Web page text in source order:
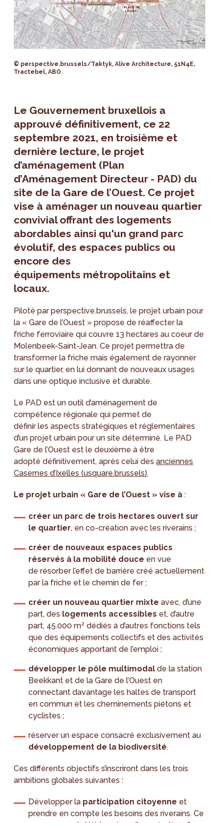
© perspective.brussels/Taktyk, Alive Architecture, 51N4E,
Tractebel, ABO
Le Gouvernement bruxellois a
approuvé définitivement, ce 22
septembre 2021, en troisième et
dernière lecture, le projet
d’aménagement (Plan
d’Aménagement Directeur - PAD) du
site de la Gare de l’Ouest. Ce projet
vise à aménager un nouveau quartier
convivial offrant des logements
abordables ainsi qu'un grand parc
évolutif, des espaces publics ou
encore des
équipements métropolitains et
locaux.
Piloté par perspective.brussels, le projet urbain pour
la « Gare de l’Ouest » propose de réaffecter la
friche ferroviaire qui couvre 13 hectares au coeur de
Molenbeek-Saint-Jean. Ce projet permettra de
transformer la friche mais également de rayonner
sur le quartier, en lui donnant de nouveaux usages
dans une optique inclusive et durable.
Le PAD est un outil d’aménagement de
compétence régionale qui permet de
définir les aspects stratégiques et réglementaires
d’un projet urbain pour un site déterminé. Le PAD
Gare de l’Ouest est le deuxième à être
adopté définitivement, après celui desanciennes
Casernes d’Ixelles (usquare.brussels).
Le projet urbain « Gare de l’Ouest » vise à :
créer un parc de trois hectares ouvert sur
le quartier, en co-création avec les riverains ;
créer de nouveaux espaces publics
réservés à la mobilité douce en vue
de résorber l’effet de barrière créé actuellement
par la friche et le chemin de fer ;
créer un nouveau quartier mixte avec, d’une
part, des logements accessibles et, d’autre
part, 45.000 m² dédiés à d’autres fonctions tels
que des équipements collectifs et des activités
économiques apportant de l’emploi ;
développer le pôle multimodal de la station
Beekkant et de la Gare de l’Ouest en
connectant davantage les haltes de transport
en commun et les cheminements piétons et
cyclistes ;
réserver un espace consacré exclusivement au
développement de la biodiversité.
Ces différents objectifs s’inscriront dans les trois
ambitions globales suivantes :
Développer la participation citoyenne et
prendre en compte les besoins des riverains. Ce